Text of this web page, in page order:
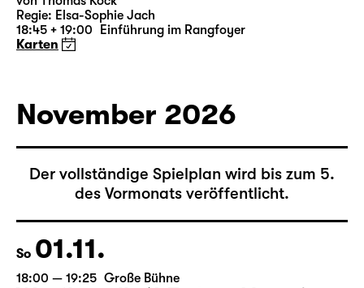
Auftragswerk des Schauspiel Leipzig
deutsche märchen (UA)
(& super creeps)
Karten
November 2026
Der vollständige Spielplan wird bis zum 5.
des Vormonats veröffentlicht.